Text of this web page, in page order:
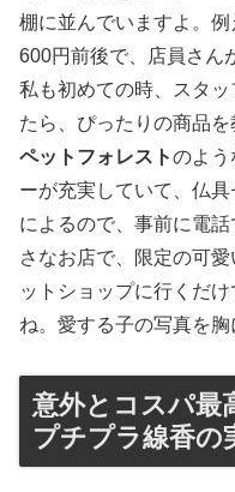
棚に並んでいますよ。例
600円前後で、店員さん
私も初めての時、スタ
たら、ぴったりの商品を
ペットフォレストのよう
ーが充実していて、仏
によるので、事前に電
さなお店で、限定の可
ットショップに行くだ
ね。愛する子の写真を
意外とコスパ最
プチプラ線香の